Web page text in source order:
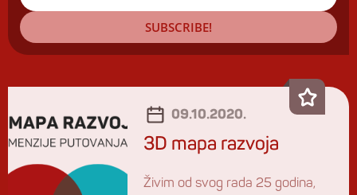
SUBSCRIBE!
09.10.2020.
3D mapa razvoja
Živim od svog rada 25 godina,